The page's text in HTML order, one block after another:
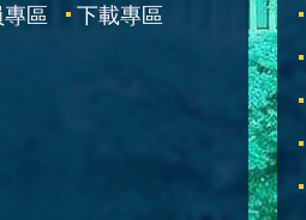
區
下載專區